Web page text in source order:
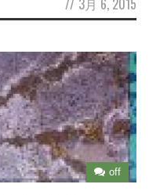
// 3月 6, 2015
off